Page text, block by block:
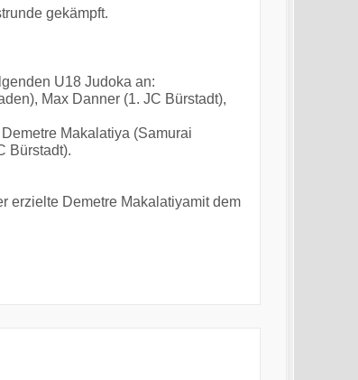
gekämpft.
U18 Judoka an:
Max Danner (1. JC Bürstadt),
Makalatiya (Samurai
Bürstadt).
erzielte Demetre Makalatiyamit dem